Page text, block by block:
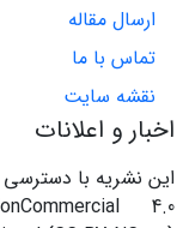
ارسال مقاله
تماس با ما
نقشه سایت
اخبار و اعلانات
این نشریه با
4.0